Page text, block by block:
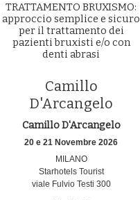
TRATTAMENTO BRUXISMO:
approccio semplice e sicuro
per il trattamento dei
pazienti bruxisti e/o con
denti abrasi
Camillo
D'Arcangelo
Camillo D'Arcangelo
20 e 21 Novembre 2026
MILANO
Starhotels Tourist
viale Fulvio Testi 300